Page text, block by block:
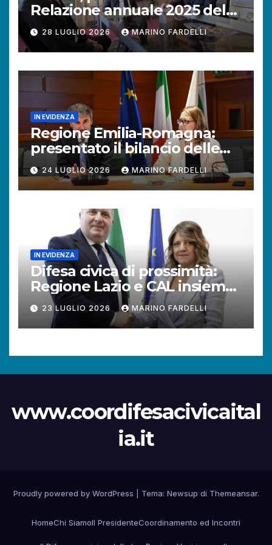
Relazione annuale 2025 del
Difensore civico della
Provincia autonoma.
28 LUGLIO 2026 MARINO FARDELLI
IN EVIDENZA
Regione Emilia-Romagna:
presentato il bilancio delle
attività del Difensore civico.
Aumentano le richieste dei
cittadini.
24 LUGLIO 2026 MARINO FARDELLI
IN EVIDENZA
Difesa civica di prossimità:
Regione Lazio e CAL insieme
per rafforzare la tutela dei
diritti dei cittadini.
23 LUGLIO 2026 MARINO FARDELLI
www.coordifesacivicaital
ia.it
Proudly powered by WordPress Tema: Newsup di Themeansar.
HomeChi SiamoIl PresidenteCoordinamento ed Incontri